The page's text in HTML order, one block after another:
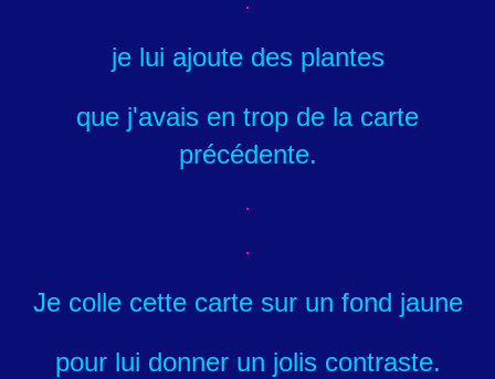
je lui ajoute des plantes
que j'avais en trop de la carte
précédente.
Je colle cette carte sur un fond jaune
pour lui donner un jolis contraste.